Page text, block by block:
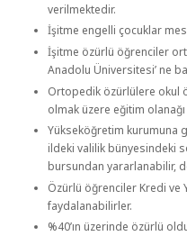
verilmektedir.
İşitme engelli çocuklar
İşitme özürlü öğrenciler
Anadolu Üniversitesi’ ne
Ortopedik özürlülere okul
olmak üzere eğitim
Yükseköğretim kurumuna
ildeki valilik bünyesindeki
bursundan yararlanabilir,
Özürlü öğrenciler Kredi ve
faydalanabilirler.
%40’ın üzerinde özürlü